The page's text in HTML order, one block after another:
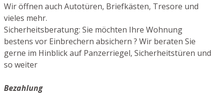
Wir öffnen auch Autotüren, Briefkästen, Tresore und
vieles mehr.
Sicherheitsberatung: Sie möchten Ihre Wohnung
bestens vor Einbrechern absichern ? Wir beraten Sie
gerne im Hinblick auf Panzerriegel, Sicherheitstüren und
so weiter
Bezahlung